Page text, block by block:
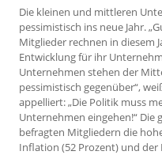
Die kleinen und mittleren
pessimistisch ins neue Jahr.
Mitglieder rechnen in diesem
Entwicklung für ihr
Unternehmen stehen der
pessimistisch gegenüber“,
appelliert: „Die Politik muss
Unternehmen eingehen!“ Die
befragten Mitgliedern die
Inflation (52 Prozent) und der